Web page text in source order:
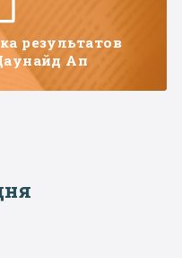
результатов
Ап